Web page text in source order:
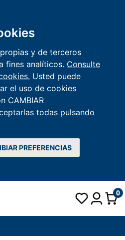
y de terceros
fines analíticos. Consulte
Usted puede
el uso de cookies
CAMBIAR
todas pulsando
PREFERENCIAS
0